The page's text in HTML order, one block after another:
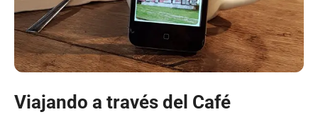
Viajando a través del Café